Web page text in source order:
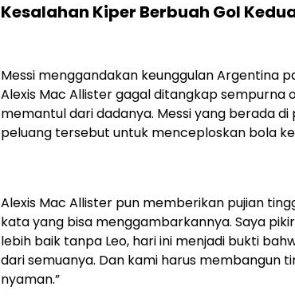
Kesalahan Kiper Berbuah Gol
Messi menggandakan keunggulan Argentina
Alexis Mac Allister gagal ditangkap sempurna
memantul dari dadanya. Messi yang berada
peluang tersebut untuk menceploskan bola
Alexis Mac Allister pun memberikan pujian
kata yang bisa menggambarkannya. Saya
lebih baik tanpa Leo, hari ini menjadi bukti
dari semuanya. Dan kami harus membangun
nyaman.”